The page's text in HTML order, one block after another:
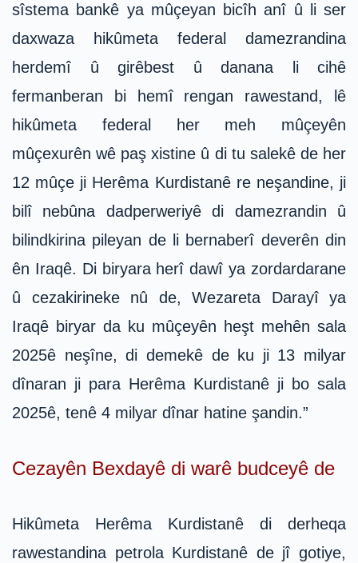
sîstema bankê ya mûçeyan bicîh anî û li ser
daxwaza hikûmeta federal damezrandina
herdemî û girêbest û danana li cihê
fermanberan bi hemî rengan rawestand, lê
hikûmeta federal her meh mûçeyên
mûçexurên wê paş xistine û di tu salekê de her
12 mûçe ji Herêma Kurdistanê re neşandine, ji
bilî nebûna dadperweriyê di damezrandin û
bilindkirina pileyan de li bernaberî deverên din
ên Iraqê. Di biryara herî dawî ya zordardarane
û cezakirineke nû de, Wezareta Darayî ya
Iraqê biryar da ku mûçeyên heşt mehên sala
2025ê neşîne, di demekê de ku ji 13 milyar
dînaran ji para Herêma Kurdistanê ji bo sala
2025ê, tenê 4 milyar dînar hatine şandin.”
Cezayên Bexdayê di warê budceyê de
Hikûmeta Herêma Kurdistanê di derheqa
rawestandina petrola Kurdistanê de jî gotiye,